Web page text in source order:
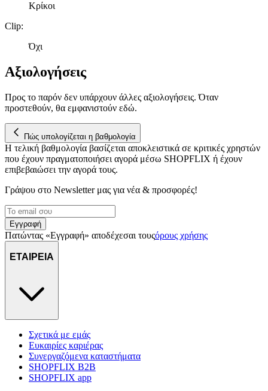
Κρίκοι
Clip:
Όχι
Αξιολογήσεις
Προς το παρόν δεν υπάρχουν άλλες αξιολογήσεις. Όταν
προστεθούν, θα εμφανιστούν εδώ.
Πώς υπολογίζεται η βαθμολογία
Η τελική βαθμολογία βασίζεται αποκλειστικά σε κριτικές χρηστών
που έχουν πραγματοποιήσει αγορά μέσω SHOPFLIX ή έχουν
επιβεβαιώσει την αγορά τους.
Γράψου στο Νewsletter μας για νέα & προσφορές!
Εγγραφή
Πατώντας «Εγγραφή» αποδέχεσαι τουςόρους χρήσης
ΕΤΑΙΡΕΙΑ
Σχετικά με εμάς
Ευκαιρίες καριέρας
Συνεργαζόμενα καταστήματα
SHOPFLIX B2B
SHOPFLIX app